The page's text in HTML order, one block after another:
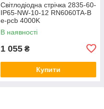
Світлодіодна стрічка 2835-60-
IP65-NW-10-12 RN6060TA-B
e-pcb 4000K
В наявності
1 055 ₴
Купити